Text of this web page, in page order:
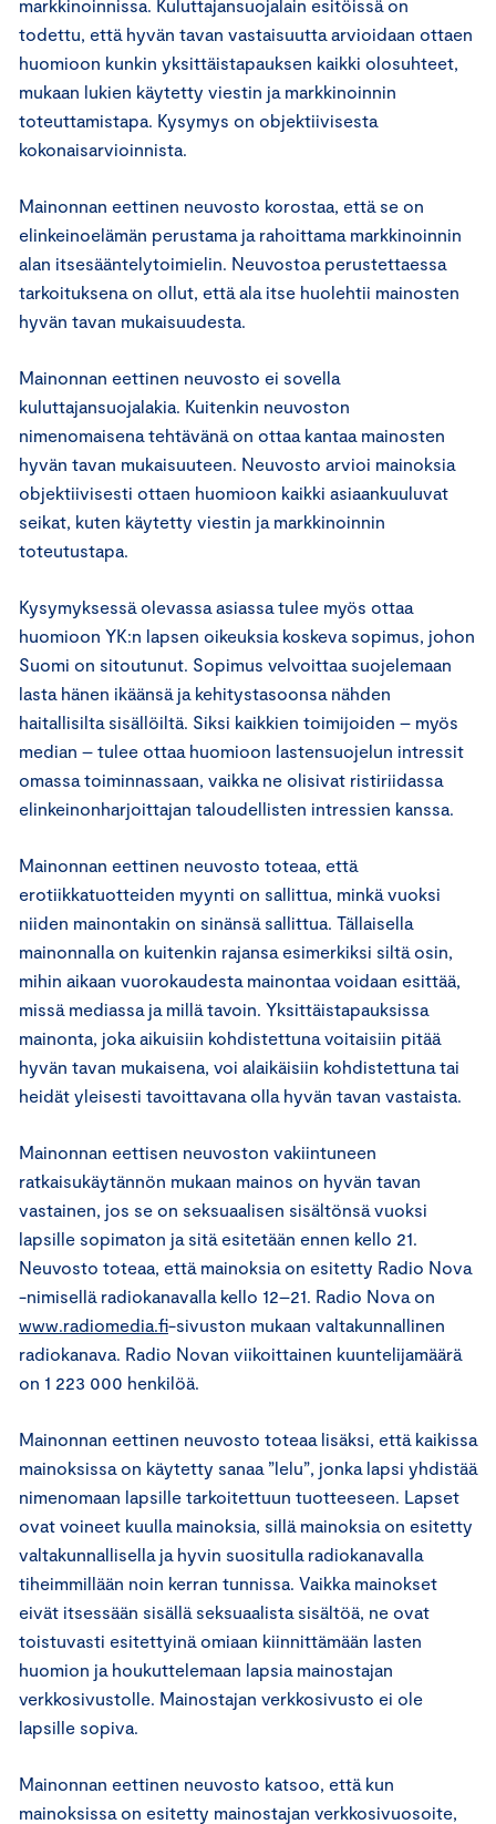
markkinoinnissa. Kuluttajansuojalain esitöissä on
todettu, että hyvän tavan vastaisuutta arvioidaan ottaen
huomioon kunkin yksittäistapauksen kaikki olosuhteet,
mukaan lukien käytetty viestin ja markkinoinnin
toteuttamistapa. Kysymys on objektiivisesta
kokonaisarvioinnista.
Mainonnan eettinen neuvosto korostaa, että se on
elinkeinoelämän perustama ja rahoittama markkinoinnin
alan itsesääntelytoimielin. Neuvostoa perustettaessa
tarkoituksena on ollut, että ala itse huolehtii mainosten
hyvän tavan mukaisuudesta.
Mainonnan eettinen neuvosto ei sovella
kuluttajansuojalakia. Kuitenkin neuvoston
nimenomaisena tehtävänä on ottaa kantaa mainosten
hyvän tavan mukaisuuteen. Neuvosto arvioi mainoksia
objektiivisesti ottaen huomioon kaikki asiaankuuluvat
seikat, kuten käytetty viestin ja markkinoinnin
toteutustapa.
Kysymyksessä olevassa asiassa tulee myös ottaa
huomioon YK:n lapsen oikeuksia koskeva sopimus, johon
Suomi on sitoutunut. Sopimus velvoittaa suojelemaan
lasta hänen ikäänsä ja kehitystasoonsa nähden
haitallisilta sisällöiltä. Siksi kaikkien toimijoiden – myös
median – tulee ottaa huomioon lastensuojelun intressit
omassa toiminnassaan, vaikka ne olisivat ristiriidassa
elinkeinonharjoittajan taloudellisten intressien kanssa.
Mainonnan eettinen neuvosto toteaa, että
erotiikkatuotteiden myynti on sallittua, minkä vuoksi
niiden mainontakin on sinänsä sallittua. Tällaisella
mainonnalla on kuitenkin rajansa esimerkiksi siltä osin,
mihin aikaan vuorokaudesta mainontaa voidaan esittää,
missä mediassa ja millä tavoin. Yksittäistapauksissa
mainonta, joka aikuisiin kohdistettuna voitaisiin pitää
hyvän tavan mukaisena, voi alaikäisiin kohdistettuna tai
heidät yleisesti tavoittavana olla hyvän tavan vastaista.
Mainonnan eettisen neuvoston vakiintuneen
ratkaisukäytännön mukaan mainos on hyvän tavan
vastainen, jos se on seksuaalisen sisältönsä vuoksi
lapsille sopimaton ja sitä esitetään ennen kello 21.
Neuvosto toteaa, että mainoksia on esitetty Radio Nova
-nimisellä radiokanavalla kello 12–21. Radio Nova on
www.radiomedia.fi-sivuston mukaan valtakunnallinen
radiokanava. Radio Novan viikoittainen kuuntelijamäärä
on 1 223 000 henkilöä.
Mainonnan eettinen neuvosto toteaa lisäksi, että kaikissa
mainoksissa on käytetty sanaa ”lelu”, jonka lapsi yhdistää
nimenomaan lapsille tarkoitettuun tuotteeseen. Lapset
ovat voineet kuulla mainoksia, sillä mainoksia on esitetty
valtakunnallisella ja hyvin suositulla radiokanavalla
tiheimmillään noin kerran tunnissa. Vaikka mainokset
eivät itsessään sisällä seksuaalista sisältöä, ne ovat
toistuvasti esitettyinä omiaan kiinnittämään lasten
huomion ja houkuttelemaan lapsia mainostajan
verkkosivustolle. Mainostajan verkkosivusto ei ole
lapsille sopiva.
Mainonnan eettinen neuvosto katsoo, että kun
mainoksissa on esitetty mainostajan verkkosivuosoite,